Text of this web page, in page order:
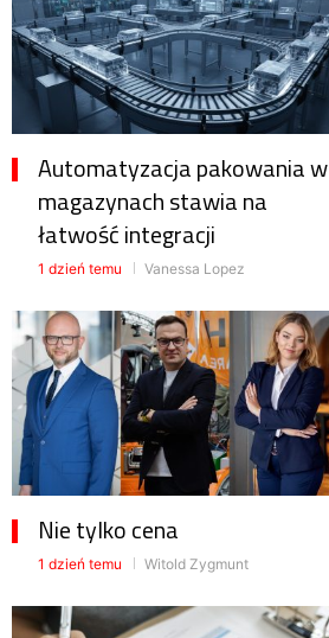
Automatyzacja pakowania w
magazynach stawia na
łatwość integracji
1 dzień temu Vanessa Lopez
Nie tylko cena
1 dzień temu Witold Zygmunt